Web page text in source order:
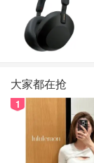
大家都在抢
1